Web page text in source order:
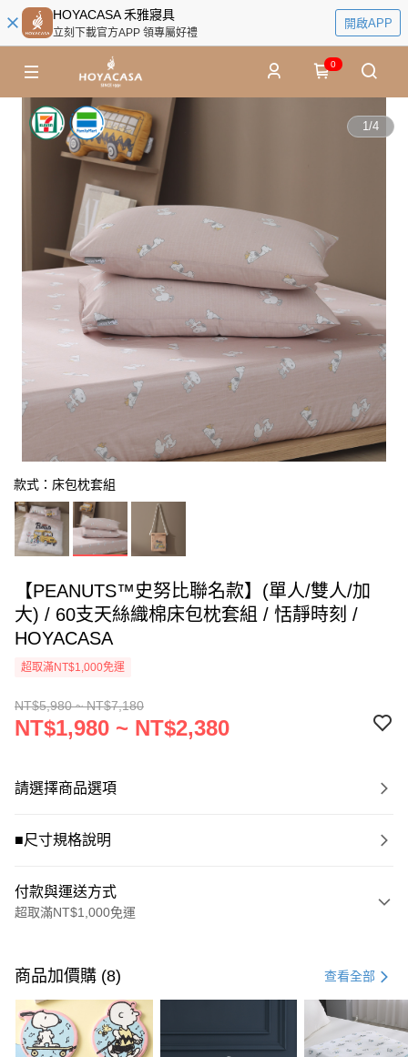
HOYACASA 禾雅寢具
立刻下載官方APP 領專屬好禮
開啟APP
0
1/4
款式：床包枕套組
【PEANUTS™史努比聯名款】(單人/雙人/加
大) / 60支天絲織棉床包枕套組 / 恬靜時刻 /
HOYACASA
超取滿NT$1,000免運
NT$5,980 ~ NT$7,180
NT$1,980 ~ NT$2,380
請選擇商品選項
■尺寸規格說明
付款與運送方式
超取滿NT$1,000免運
信用卡一次付款
信用卡分期付款
3 期 0 利率 每期NT$660 21家銀行
商品加價購 (8) 查看全部